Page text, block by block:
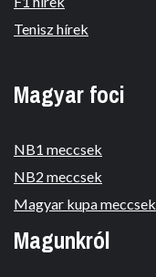
Tenisz hírek
Magyar foci
NB1 meccsek
NB2 meccsek
Magyar kupa meccsek
Magunkról